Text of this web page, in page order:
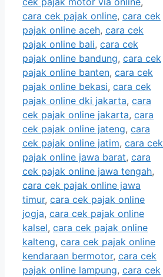
cara cek pajak online, cara cek
pajak online aceh, cara cek
pajak online bali, cara cek
pajak online bandung, cara cek
pajak online banten, cara cek
pajak online bekasi, cara cek
pajak online dki jakarta, cara
cek pajak online jakarta, cara
cek pajak online jateng, cara
cek pajak online jatim, cara cek
pajak online jawa barat, cara
cek pajak online jawa tengah,
cara cek pajak online jawa
timur, cara cek pajak online
jogja, cara cek pajak online
kalsel, cara cek pajak online
kalteng, cara cek pajak online
kendaraan bermotor, cara cek
pajak online lampung, cara cek